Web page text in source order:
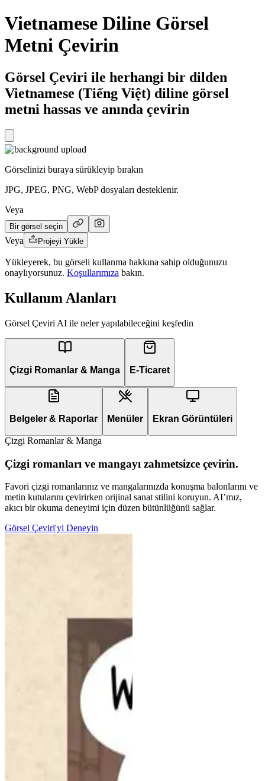
Vietnamese Diline Görsel
Metni Çevirin
Görsel Çeviri ile herhangi bir dilden
Vietnamese (Tiếng Việt) diline görsel
metni hassas ve anında çevirin
Görselinizi buraya sürükleyip bırakın
JPG, JPEG, PNG, WebP dosyaları desteklenir.
Veya
Bir görsel seçin
Veya Projeyi Yükle
Yükleyerek, bu görseli kullanma hakkına sahip olduğunuzu
onaylıyorsunuz. Koşullarımıza bakın.
Kullanım Alanları
Görsel Çeviri AI ile neler yapılabileceğini keşfedin
Çizgi Romanlar & Manga E-Ticaret
Belgeler & Raporlar Menüler Ekran Görüntüleri
Çizgi Romanlar & Manga
Çizgi romanları ve mangayı zahmetsizce çevirin.
Favori çizgi romanlarınız ve mangalarınızda konuşma balonlarını ve
metin kutularını çevirirken orijinal sanat stilini koruyun. AI’mız,
akıcı bir okuma deneyimi için düzen bütünlüğünü sağlar.
Görsel Çeviri'yi Deneyin